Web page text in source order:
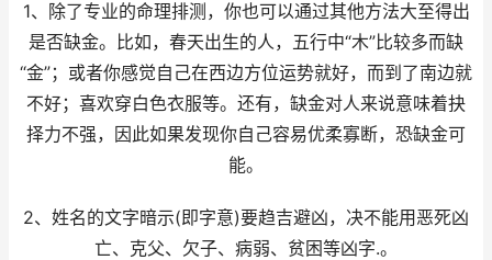
1、除了专业的命理排测，你也可以通过其他方法大至得出
是否缺金。比如，春天出生的人，五行中“木”比较多而缺
“金”；或者你感觉自己在西边方位运势就好，而到了南边就
不好；喜欢穿白色衣服等。还有，缺金对人来说意味着抉
择力不强，因此如果发现你自己容易优柔寡断，恐缺金可
能。
2、姓名的文字暗示(即字意)要趋吉避凶，决不能用恶死凶
亡、克父、欠子、病弱、贫困等凶字.。